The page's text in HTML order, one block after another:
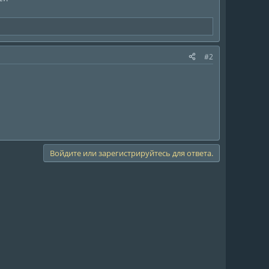
#2
Войдите или зарегистрируйтесь для ответа.